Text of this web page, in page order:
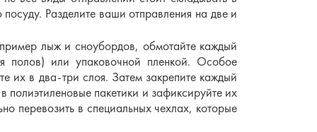
Разделите ваши отправления на две и
лыж и сноубордов, обмотайте каждый
полов) или упаковочной пленкой. Особое
их в два-три слоя. Затем закрепите каждый
полиэтиленовые пакетики и зафиксируйте их
перевозить в специальных чехлах, которые